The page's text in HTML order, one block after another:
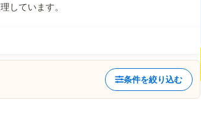
しています。
条件を絞り込む